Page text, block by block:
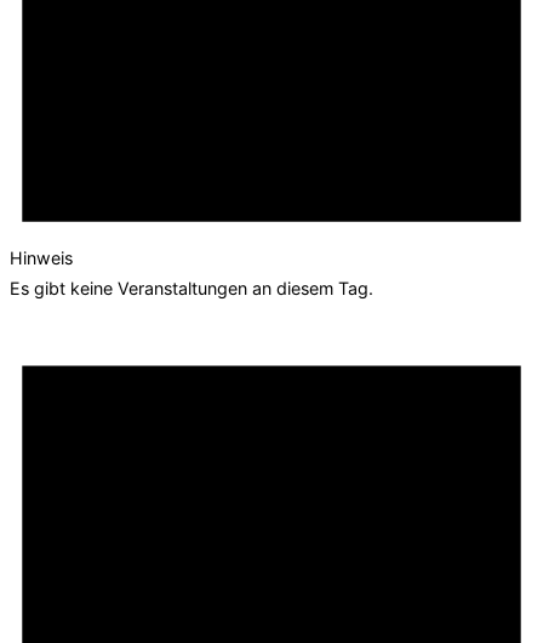
Hinweis
Es gibt keine Veranstaltungen an diesem Tag.